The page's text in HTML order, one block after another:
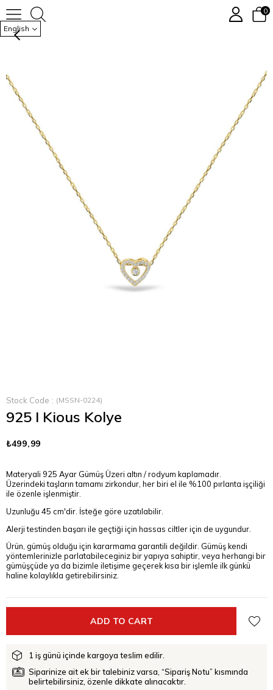
English
0
Stock Code (MSSN-0224)
925 I Kious Kolye
₺499,99
Materyali 925 Ayar Gümüş Üzeri altın / rodyum kaplamadır.
Üzerindeki taşların tamamı zirkondur, her biri el ile %100 pırlanta işçiliği
ile özenle işlenmiştir.
Uzunluğu 45 cm'dir. İsteğe göre uzatılabilir.
Alerji testinden başarı ile geçtiği için hassas ciltler için de uygundur.
Ürün, gümüş olduğu için kararmama garantili değildir. Gümüş kendi
yöntemlerinizle parlatabileceginiz bir yapıya sahiptir, veya herhangi bir
gümüşçüde ya da bizimle iletişime geçerek kısa bir işlemle ilk günkü
haline kolaylıkla getirebilirsiniz.
1 iş günü içinde kargoya teslim edilir.
Siparinize ait ek bir talebiniz varsa, “Sipariş Notu” kısmında
belirtebilirsiniz, özenle dikkate alınacaktır.